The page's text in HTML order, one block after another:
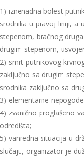
1) iznenadna bolest
srodnika u pravoj liniji, a
stepenom, bračnog
drugim stepenom,
2) smrt putnikovog
zaključno sa drugim
srodnika zaključno sa
3) elementarne
4) zvanično proglašeno
odredišta;
5) vanredna situacija u
slučaju, organizator je